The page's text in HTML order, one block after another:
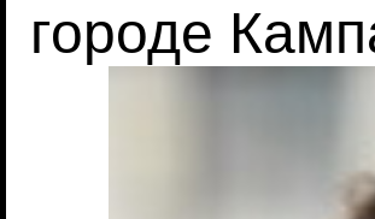
городе